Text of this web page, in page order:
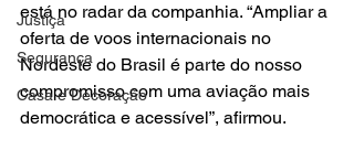
Justiça
Segurança
Casa e Decoração
está no radar da companhia. “Ampliar a
oferta de voos internacionais no
Nordeste do Brasil é parte do nosso
compromisso com uma aviação mais
democrática e acessível”, afirmou.